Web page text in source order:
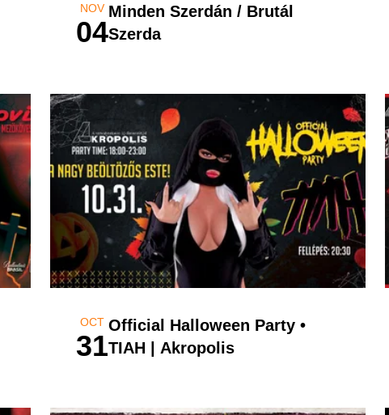
NOV
04
Minden Szerdán / Brutál
Szerda
OCT
31
Official Halloween Party •
TIAH | Akropolis